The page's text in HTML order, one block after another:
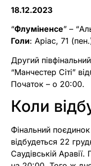
18.12.2023
“Флуміненсе” –
Голи: Аріас, 71
Другий
“Манчестер Сіті”
Початок – о 20:00.
Коли
Фінальний
відбудеться 22
Саудівській